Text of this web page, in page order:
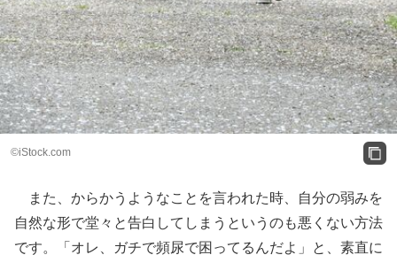
©iStock.com
また、からかうようなことを言われた時、自分の弱みを
自然な形で堂々と告白してしまうというのも悪くない方法
です。「オレ、ガチで頻尿で困ってるんだよ」と、素直に